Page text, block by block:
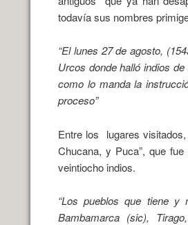
todavía sus nombres
“El lunes 27 de agosto,
Urcos donde halló indios
como lo manda la
proceso”
Entre los lugares
Chucana, y Puca”, que
veintiocho indios.
“Los pueblos que tiene y
Bambamarca (sic),